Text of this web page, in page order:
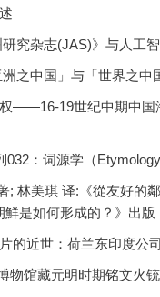
究杂志(JAS)》与人工智
之中国」与「世界之中
——16-19世纪中期中国
：词源学（Etymology
; 林美琪 译:《從友好的
是如何形成的？》出版
的近世：荷兰东印度公
物馆藏元明时期铭文火铳